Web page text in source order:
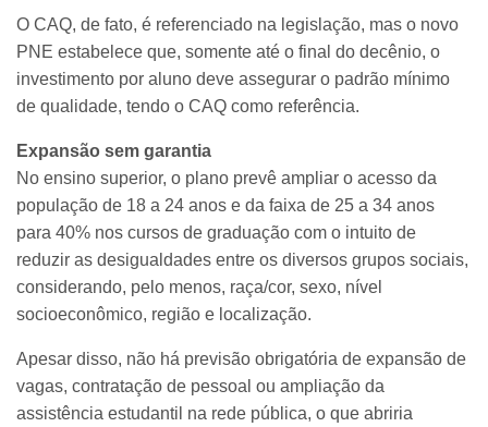
O CAQ, de fato, é referenciado na legislação, mas o novo
PNE estabelece que, somente até o final do decênio, o
investimento por aluno deve assegurar o padrão mínimo
de qualidade, tendo o CAQ como referência.
Expansão sem garantia
No ensino superior, o plano prevê ampliar o acesso da
população de 18 a 24 anos e da faixa de 25 a 34 anos
para 40% nos cursos de graduação com o intuito de
reduzir as desigualdades entre os diversos grupos sociais,
considerando, pelo menos, raça/cor, sexo, nível
socioeconômico, região e localização.
Apesar disso, não há previsão obrigatória de expansão de
vagas, contratação de pessoal ou ampliação da
assistência estudantil na rede pública, o que abriria